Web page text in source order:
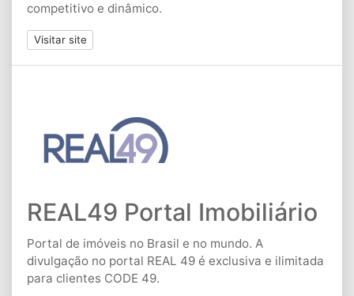
competitivo e dinâmico.
Visitar site
REAL49 Portal Imobiliário
Portal de imóveis no Brasil e no mundo. A
divulgação no portal REAL 49 é exclusiva e ilimitada
para clientes CODE 49.